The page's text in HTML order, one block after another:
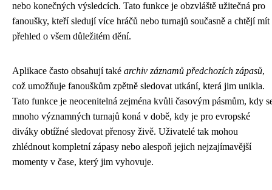
nebo konečných výsledcích. Tato funkce je obzvláště užitečná pro
fanoušky, kteří sledují více hráčů nebo turnajů současně a chtějí mít
přehled o všem důležitém dění.
Aplikace často obsahují také archiv záznamů předchozích zápasů,
což umožňuje fanouškům zpětně sledovat utkání, která jim unikla.
Tato funkce je neocenitelná zejména kvůli časovým pásmům, kdy
mnoho významných turnajů koná v době, kdy je pro evropské
diváky obtížné sledovat přenosy živě. Uživatelé tak mohou
zhlédnout kompletní zápasy nebo alespoň jejich nejzajímavější
momenty v čase, který jim vyhovuje.